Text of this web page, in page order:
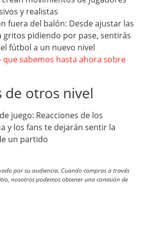
y realistas
fuera del balón: Desde ajustar las
gritos pidiendo por pase, sentirás
fútbol a un nuevo nivel
que sabemos hasta ahora sobre
de otros nivel
juego: Reacciones de los
y los fans te dejarán sentir la
un partido
por su audiencia. Cuando compras a través
nosotros podemos obtener una comisión de